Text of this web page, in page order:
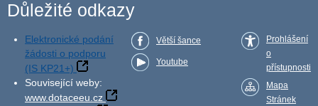
Důležité odkazy
Elektronické podání
žádosti o podporu
(IS KP21+)
Související weby:
www.dotaceeu.cz
Větší šance
Youtube
Prohlášení
o
přístupnosti
Mapa
Stránek